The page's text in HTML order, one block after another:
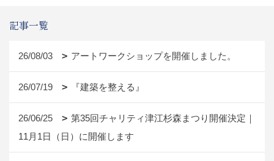
記事一覧
26/08/03 アートワークショップを開催しました。
26/07/19 『建築を整える』
26/06/25
第35回チャリティ津江杉森まつり開催決定｜
11月1日（日）に開催します